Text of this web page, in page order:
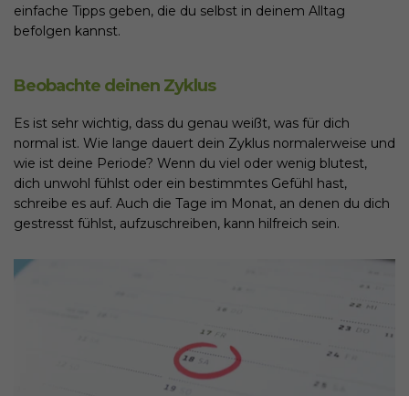
einfache Tipps geben, die du selbst in deinem Alltag
befolgen kannst.
Beobachte deinen Zyklus
Es ist sehr wichtig, dass du genau weißt, was für dich
normal ist. Wie lange dauert dein Zyklus normalerweise und
wie ist deine Periode? Wenn du viel oder wenig blutest,
dich unwohl fühlst oder ein bestimmtes Gefühl hast,
schreibe es auf. Auch die Tage im Monat, an denen du dich
gestresst fühlst, aufzuschreiben, kann hilfreich sein.